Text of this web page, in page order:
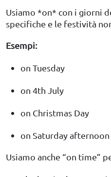
Usiamo *on* con i giorni
specifiche e le festività
Esempi:
on Tuesday
on 4th July
on Christmas Day
on Saturday afternoon
Usiamo anche “on time”